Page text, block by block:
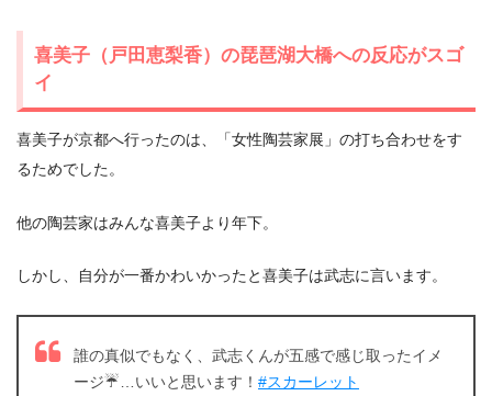
喜美子（戸田恵梨香）の琵琶湖大橋への反応がスゴ
イ
喜美子が京都へ行ったのは、「女性陶芸家展」の打ち合わせをす
るためでした。
他の陶芸家はみんな喜美子より年下。
しかし、自分が一番かわいかったと喜美子は武志に言います。
誰の真似でもなく、武志くんが五感で感じ取ったイメ
ージ☔…いいと思います！ #スカーレット